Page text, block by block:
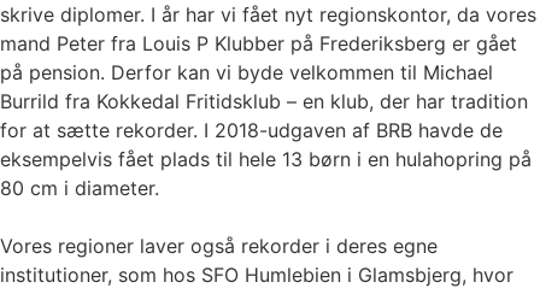
skrive diplomer. I år har vi fået nyt regionskontor, da vores
mand Peter fra Louis P Klubber på Frederiksberg er gået
på pension. Derfor kan vi byde velkommen til Michael
Burrild fra Kokkedal Fritidsklub – en klub, der har tradition
for at sætte rekorder. I 2018-udgaven af BRB havde de
eksempelvis fået plads til hele 13 børn i en hulahopring på
80 cm i diameter.
Vores regioner laver også rekorder i deres egne
institutioner, som hos SFO Humlebien i Glamsbjerg, hvor